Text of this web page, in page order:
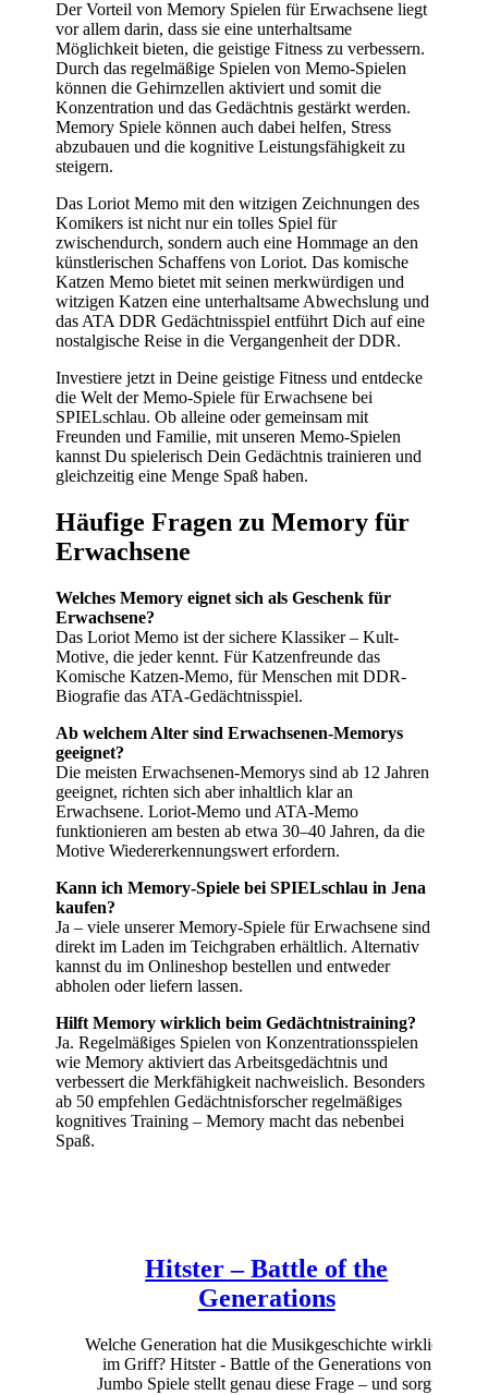
Der Vorteil von Memory Spielen für Erwachsene liegt
vor allem darin, dass sie eine unterhaltsame
Möglichkeit bieten, die geistige Fitness zu verbessern.
Durch das regelmäßige Spielen von Memo-Spielen
können die Gehirnzellen aktiviert und somit die
Konzentration und das Gedächtnis gestärkt werden.
Memory Spiele können auch dabei helfen, Stress
abzubauen und die kognitive Leistungsfähigkeit zu
steigern.
Das Loriot Memo mit den witzigen Zeichnungen des
Komikers ist nicht nur ein tolles Spiel für
zwischendurch, sondern auch eine Hommage an den
künstlerischen Schaffens von Loriot. Das komische
Katzen Memo bietet mit seinen merkwürdigen und
witzigen Katzen eine unterhaltsame Abwechslung und
das ATA DDR Gedächtnisspiel entführt Dich auf eine
nostalgische Reise in die Vergangenheit der DDR.
Investiere jetzt in Deine geistige Fitness und entdecke
die Welt der Memo-Spiele für Erwachsene bei
SPIELschlau. Ob alleine oder gemeinsam mit
Freunden und Familie, mit unseren Memo-Spielen
kannst Du spielerisch Dein Gedächtnis trainieren und
gleichzeitig eine Menge Spaß haben.
Häufige Fragen zu Memory für
Erwachsene
Welches Memory eignet sich als Geschenk für
Erwachsene?
Das Loriot Memo ist der sichere Klassiker – Kult-
Motive, die jeder kennt. Für Katzenfreunde das
Komische Katzen-Memo, für Menschen mit DDR-
Biografie das ATA-Gedächtnisspiel.
Ab welchem Alter sind Erwachsenen-Memorys
geeignet?
Die meisten Erwachsenen-Memorys sind ab 12 Jahren
geeignet, richten sich aber inhaltlich klar an
Erwachsene. Loriot-Memo und ATA-Memo
funktionieren am besten ab etwa 30–40 Jahren, da die
Motive Wiedererkennungswert erfordern.
Kann ich Memory-Spiele bei SPIELschlau in Jena
kaufen?
Ja – viele unserer Memory-Spiele für Erwachsene sind
direkt im Laden im Teichgraben erhältlich. Alternativ
kannst du im Onlineshop bestellen und entweder
abholen oder liefern lassen.
Hilft Memory wirklich beim Gedächtnistraining?
Ja. Regelmäßiges Spielen von Konzentrationsspielen
wie Memory aktiviert das Arbeitsgedächtnis und
verbessert die Merkfähigkeit nachweislich. Besonders
ab 50 empfehlen Gedächtnisforscher regelmäßiges
kognitives Training – Memory macht das nebenbei
Spaß.
Hitster – Battle of the
Generations
Welche Generation hat die Musikgeschichte wirklich
im Griff? Hitster - Battle of the Generations von
Jumbo Spiele stellt genau diese Frage – und sorgt